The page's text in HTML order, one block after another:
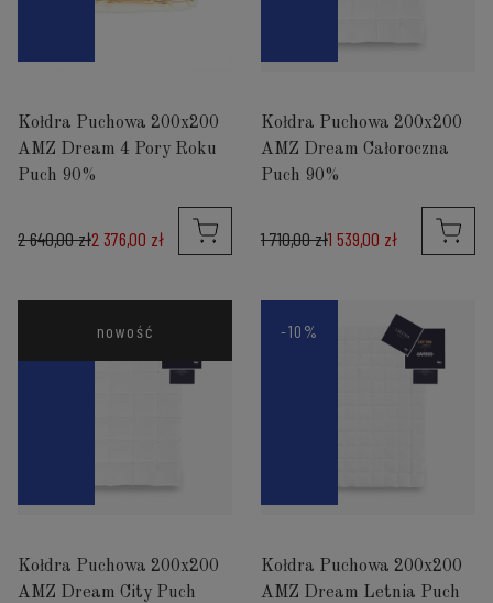
Kołdra Puchowa 200x200
AMZ Dream 4 Pory Roku
Puch 90%
2 376,00 zł
2 640,00 zł
Kołdra Puchowa 200x200
AMZ Dream Całoroczna
Puch 90%
1 539,00 zł
1 710,00 zł
nowość
Kołdra Puchowa 200x200
AMZ Dream City Puch
-10%
Kołdra Puchowa 200x200
AMZ Dream Letnia Puch